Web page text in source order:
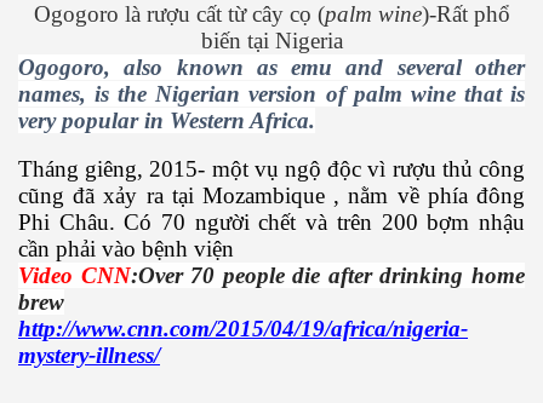
Ogogoro là rượu cất từ cây cọ (palm wine)-Rất phổ
biến tại Nigeria
Ogogoro, also known as emu and several other
names, is the Nigerian version of palm wine that is
very popular in Western Africa.
Tháng giêng, 2015- một vụ ngộ độc vì rượu thủ công
cũng đã xảy ra tại Mozambique , nằm về phía đông
Phi Châu. Có 70 người chết và trên 200 bợm nhậu
cần phải vào bệnh viện
Video CNN:Over 70 people die after drinking home
brew
http://www.cnn.com/2015/04/19/africa/nigeria-
mystery-illness/